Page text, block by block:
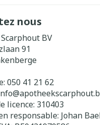
nous
BV
91
050 41 21 62
licence: 310403
responsable: Johan